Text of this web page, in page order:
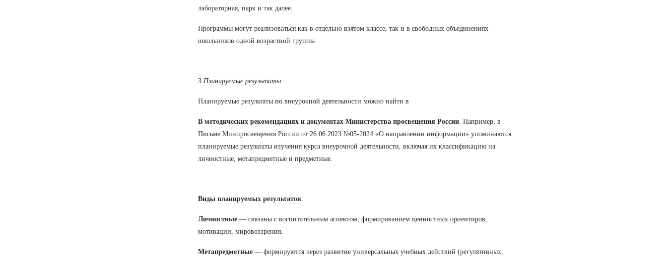
лабораторная, парк и так далее.
Программы могут реализоваться как в отдельно взятом классе, так и в свободных объединениях
школьников одной возрастной группы.
3.Планируемые результаты
Планируемые результаты по внеурочной деятельности можно найти в
В методических рекомендациях и документах Министерства просвещения России. Например, в
Письме Минпросвещения России от 26.06.2023 №05-2024 «О направлении информации» упоминаются
планируемые результаты изучения курса внеурочной деятельности, включая их классификацию на
личностные, метапредметные и предметные.
Виды планируемых результатов:
Личностные — связаны с воспитательным аспектом, формированием ценностных ориентиров,
мотивации, мировоззрения.
Метапредметные — формируются через развитие универсальных учебных действий (регулятивных,